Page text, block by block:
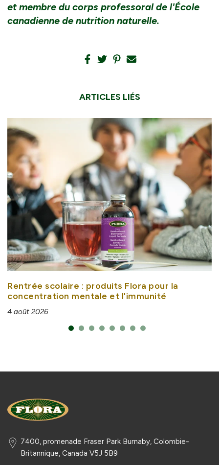
et membre du corps professoral de l'École
canadienne de nutrition naturelle.
ARTICLES LIÉS
Rentrée scolaire : produits Flora pour la
concentration mentale et l'immunité
4 août 2026
7400, promenade Fraser Park Burnaby, Colombie-
Britannique, Canada V5J 5B9